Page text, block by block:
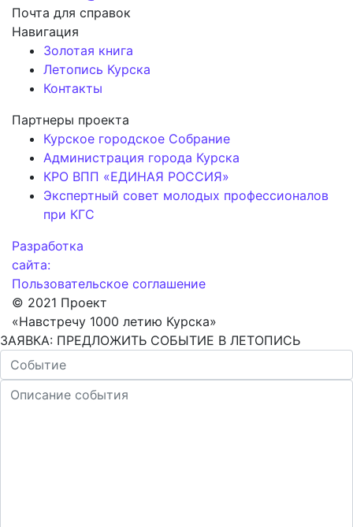
Почта для справок
Навигация
Золотая книга
Летопись Курска
Контакты
Партнеры проекта
Курское городское Собрание
Администрация города Курска
КРО ВПП «ЕДИНАЯ РОССИЯ»
Экспертный совет молодых профессионалов
при КГС
Разработка
сайта:
Пользовательское соглашение
© 2021 Проект
«Навстречу 1000 летию Курска»
ЗАЯВКА: ПРЕДЛОЖИТЬ СОБЫТИЕ В ЛЕТОПИСЬ